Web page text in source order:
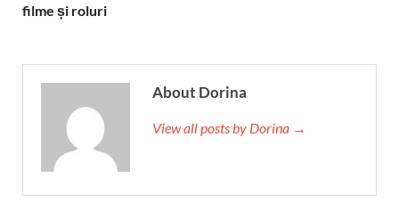
filme și roluri
About Dorina
View all posts by Dorina →